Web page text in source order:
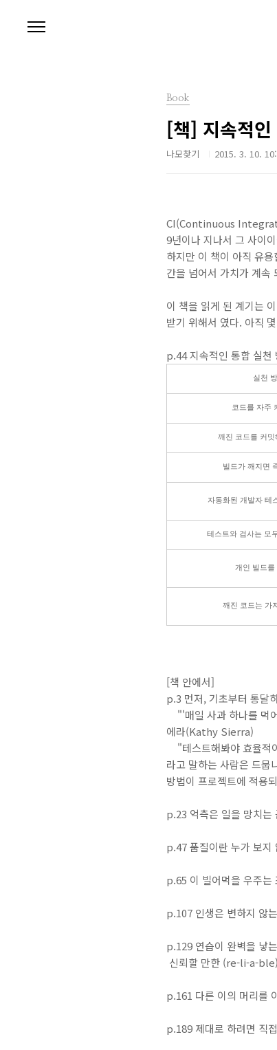
Book
[책] 지속적
나모찾기 2015. 3. 10.
CI(Continuous
9년이나 지나서 그 사이
하지만 이 책이 아직 유
간을 넘어서 가치가 계속
이 책을 읽게 된 계기는
받기 위해서 였다. 아직
p.44 지속적인 통합 실천
실천
코드를 자주
깨진 코드를 커
빌드가 깨지면
자동화된 개발자 테
테스트와 검사는 모
개인 빌드를
깨진 코드는 가
[책 안에서]
p.3 먼저, 기초부터 통달
"'매일 사과 하나를 먹
에라(Kathy Sierra)
"테스트해봐야 효율적
라고 말하는 사람은 드뭅
방법이 프로젝트에 적용
p.23 억측은 일을 망치는
p.47 품질이란 누가 보지
p.65 이 빌어먹을 우주는
p.107 인생은 변하지 않
p.129 연습이 완벽을 낳
신뢰할 만한 (re-li-a-
p.161 다른 이의 머리를
p.189 제대로 하려면 직